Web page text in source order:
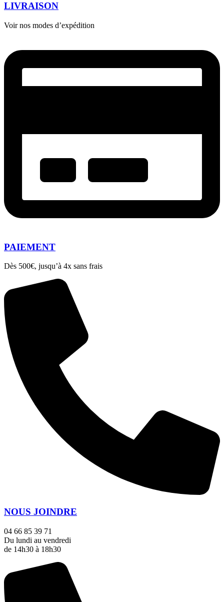
LIVRAISON
Voir nos modes d’expédition
PAIEMENT
Dès 500€, jusqu’à 4x sans frais
NOUS JOINDRE
04 66 85 39 71
Du lundi au vendredi
de 14h30 à 18h30